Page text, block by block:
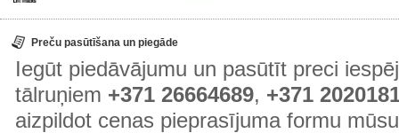
Preču pasūtīšana un piegāde
Iegūt piedāvājumu un pasūtīt preci
tālruņiem +371 26664689, +371
aizpildot cenas pieprasījuma formu